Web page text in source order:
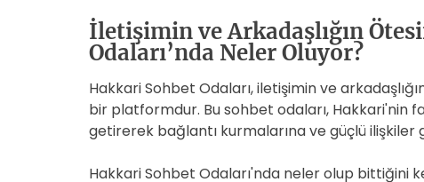
İletişimin ve Arkadaşlığın
Odaları’nda Neler Oluyor?
Hakkari Sohbet Odaları, iletişimin ve
bir platformdur. Bu sohbet odaları, Hakkari'nin
getirerek bağlantı kurmalarına ve güçlü ilişkiler
Hakkari Sohbet Odaları'nda neler olup bittiğini